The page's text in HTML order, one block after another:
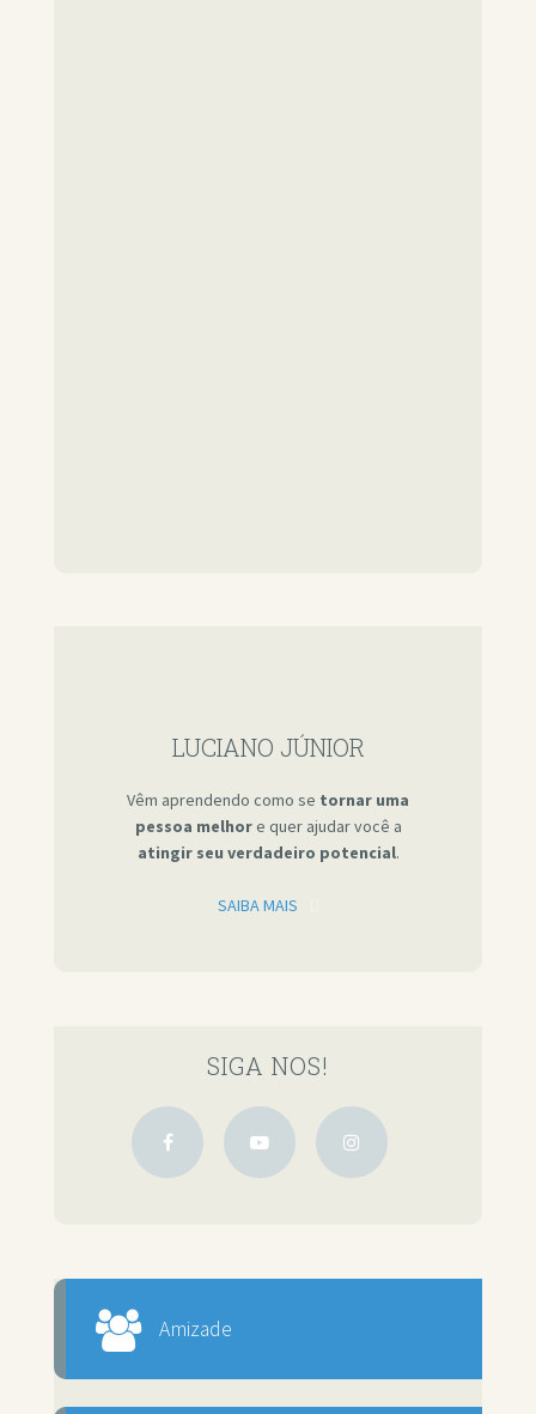
LUCIANO JÚNIOR
Vêm aprendendo como se tornar uma
pessoa melhore quer ajudar você a
atingir seu verdadeiro potencial.
SAIBA MAIS
SIGA NOS!
Amizade